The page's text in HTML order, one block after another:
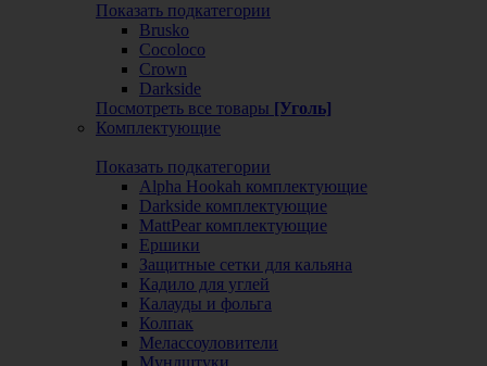
Показать подкатегории
Brusko
Cocoloco
Crown
Darkside
Посмотреть все товары [Уголь]
Комплектующие
Показать подкатегории
Alpha Hookah комплектующие
Darkside комплектующие
MattPear комплектующие
Ершики
Защитные сетки для кальяна
Кадило для углей
Калауды и фольга
Колпак
Мелассоуловители
Мундштуки